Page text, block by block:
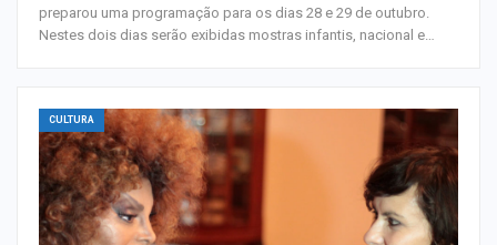
preparou uma programação para os dias 28 e 29 de outubro.
Nestes dois dias serão exibidas mostras infantis, nacional e…
CULTURA